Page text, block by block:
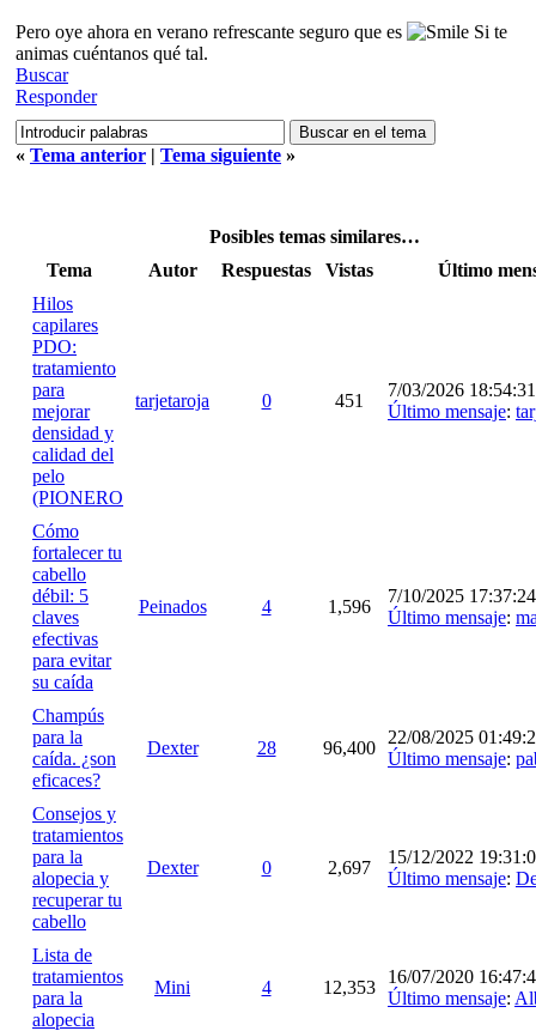
Pero oye ahora en verano refrescante seguro que es
Si te
animas cuéntanos qué tal.
Buscar
Responder
« Tema anterior | Tema siguiente »
Posibles temas similares…
Tema
Autor Respuestas Vistas
Último
Hilos
capilares
PDO:
tratamiento
para
mejorar
densidad y
calidad del
pelo
(PIONERO
tarjetaroja 0 451
7/03/2026 18:54:31
Último mensaje:
Cómo
fortalecer tu
cabello
débil: 5
claves
efectivas
para evitar
su caída
Peinados 4 1,596
7/10/2025 17:37:24
Último mensaje:
Champús
para la
caída. ¿son
eficaces?
Dexter 28 96,400
22/08/2025
Último mensaje:
Consejos y
tratamientos
para la
alopecia y
recuperar tu
cabello
Dexter 0 2,697
15/12/2022
Último mensaje:
Lista de
tratamientos
para la
alopecia
Mini 4 12,353
16/07/2020
Último mensaje: